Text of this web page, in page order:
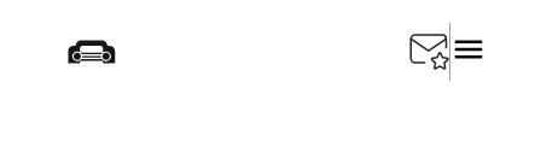
Startseite SEDA sucht Verstärkung!